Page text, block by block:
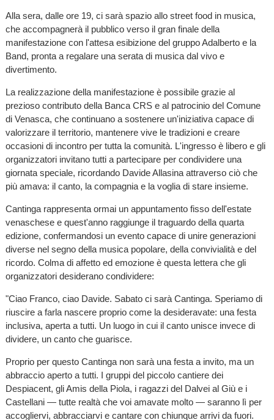
Alla sera, dalle ore 19, ci sarà spazio allo street food in musica,
che accompagnerà il pubblico verso il gran finale della
manifestazione con l'attesa esibizione del gruppo Adalberto e la
Band, pronta a regalare una serata di musica dal vivo e
divertimento.
La realizzazione della manifestazione è possibile grazie al
prezioso contributo della Banca CRS e al patrocinio del Comune
di Venasca, che continuano a sostenere un'iniziativa capace di
valorizzare il territorio, mantenere vive le tradizioni e creare
occasioni di incontro per tutta la comunità. L'ingresso è libero e gli
organizzatori invitano tutti a partecipare per condividere una
giornata speciale, ricordando Davide Allasina attraverso ciò che
più amava: il canto, la compagnia e la voglia di stare insieme.
Cantinga rappresenta ormai un appuntamento fisso dell'estate
venaschese e quest'anno raggiunge il traguardo della quarta
edizione, confermandosi un evento capace di unire generazioni
diverse nel segno della musica popolare, della convivialità e del
ricordo. Colma di affetto ed emozione è questa lettera che gli
organizzatori desiderano condividere:
"Ciao Franco, ciao Davide. Sabato ci sarà Cantinga. Speriamo di
riuscire a farla nascere proprio come la desideravate: una festa
inclusiva, aperta a tutti. Un luogo in cui il canto unisce invece di
dividere, un canto che guarisce.
Proprio per questo Cantinga non sarà una festa a invito, ma un
abbraccio aperto a tutti. I gruppi del piccolo cantiere dei
Despiacent, gli Amis della Piola, i ragazzi del Dalvei al Giù e i
Castellani — tutte realtà che voi amavate molto — saranno lì per
accogliervi, abbracciarvi e cantare con chiunque arrivi da fuori.